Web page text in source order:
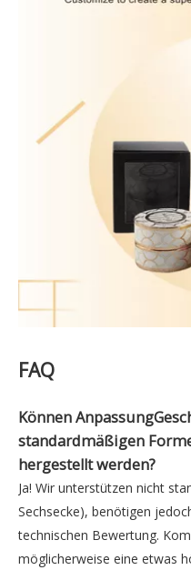
FAQ
Können
standardmäßigen
hergestellt werden?
Ja! Wir unterstützen nicht
Sechsecke), benötigen
technischen Bewertung.
möglicherweise eine etwas